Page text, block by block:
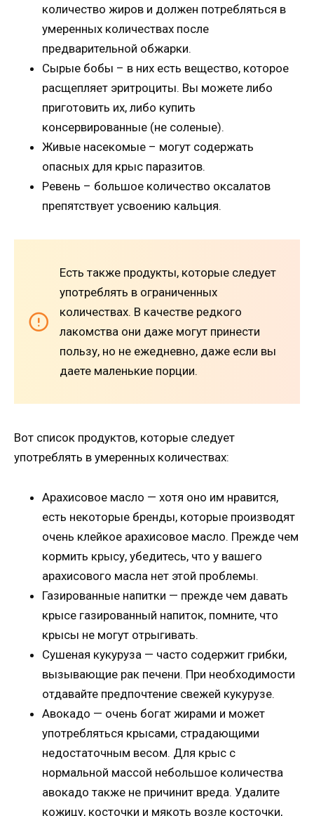
количество жиров и должен потребляться в
умеренных количествах после
предварительной обжарки.
Сырые бобы – в них есть вещество, которое
расщепляет эритроциты. Вы можете либо
приготовить их, либо купить
консервированные (не соленые).
Живые насекомые – могут содержать
опасных для крыс паразитов.
Ревень – большое количество оксалатов
препятствует усвоению кальция.
Есть также продукты, которые следует
употреблять в ограниченных
количествах. В качестве редкого
лакомства они даже могут принести
пользу, но не ежедневно, даже если вы
даете маленькие порции.
Вот список продуктов, которые следует
употреблять в умеренных количествах:
Арахисовое масло — хотя оно им нравится,
есть некоторые бренды, которые производят
очень клейкое арахисовое масло. Прежде чем
кормить крысу, убедитесь, что у вашего
арахисового масла нет этой проблемы.
Газированные напитки — прежде чем давать
крысе газированный напиток, помните, что
крысы не могут отрыгивать.
Сушеная кукуруза — часто содержит грибки,
вызывающие рак печени. При необходимости
отдавайте предпочтение свежей кукурузе.
Авокадо — очень богат жирами и может
употребляться крысами, страдающими
недостаточным весом. Для крыс с
нормальной массой небольшое количества
авокадо также не причинит вреда. Удалите
кожицу, косточки и мякоть возле косточки,